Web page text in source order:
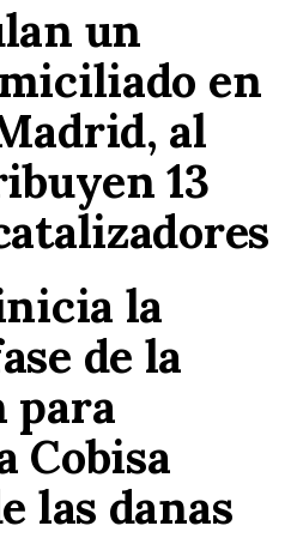
un
en
al
13
la
de la
para
Cobisa
las danas